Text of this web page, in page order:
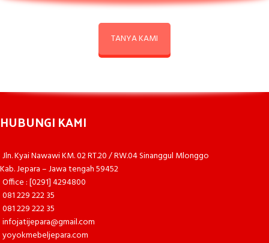
TANYA KAMI
HUBUNGI KAMI
Jln. Kyai Nawawi KM. 02 RT.20 / RW.04 Sinanggul Mlonggo
Kab. Jepara – Jawa tengah 59452
Office : [0291] 4294800
081 229 222 35
081 229 222 35
infojatijepara@gmail.com
yoyokmebeljepara.com